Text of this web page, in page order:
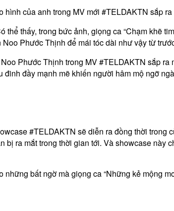
của anh trong MV mới #TELDAKTN sắp ra
thấy, trong bức ảnh, giọng ca “Chạm khẽ
Phước Thịnh để mái tóc dài như vậy từ
Phước Thịnh trong MV #TELDAKTN sắp ra
đầy mạnh mẽ khiến người hâm mộ ngỡ
#TELDAKTN sẽ diễn ra đồng thời trong
ra mắt trong thời gian tới. Và showcase này
bất ngờ mà giọng ca “Những kẻ mộng